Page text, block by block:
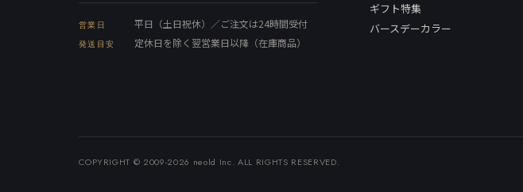
営業日 平日（土日祝休）／ご注文は24時間受付
発送目安 定休日を除く翌営業日以降（在庫商品）
ギフト特集
バースデーカラー
COPYRIGHT © 2009-2026 neold Inc. ALL RIGHTS RESERVED.